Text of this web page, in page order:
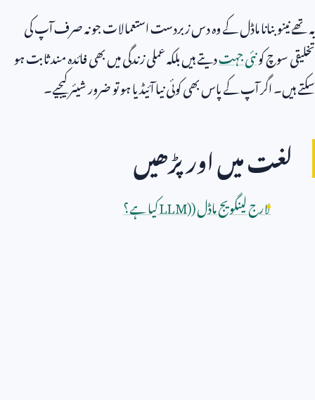
یہ تھے نینو بنانا ماڈل کے وہ دس زبردست استعمالات جو نہ صرف آپ کی
تخلیقی سوچ کونئی جہتدیتے ہیں بلکہ عملی زندگی میں بھی فائدہ مند ثابت ہو
سکتے ہیں۔ اگر آپ کے پاس بھی کوئی نیا آئیڈیا ہو تو ضرور شیئر کیجیے۔
لغت میں اور پڑھیں
لارج لینگویج ماڈل (LLM)کیا ہے؟